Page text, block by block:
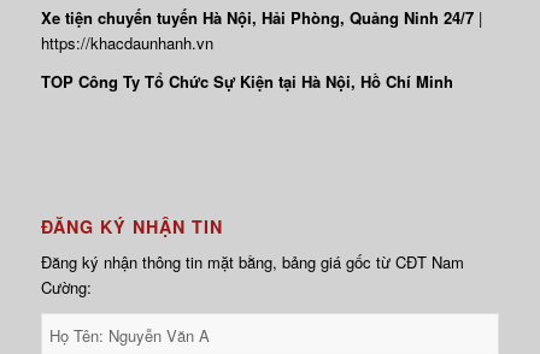
Xe tiện chuyến tuyến Hà Nội, Hải Phòng, Quảng Ninh 24/7 |
https://khacdaunhanh.vn
TOP Công Ty Tổ Chức Sự Kiện tại Hà Nội, Hồ Chí Minh
ĐĂNG KÝ NHẬN TIN
Đăng ký nhận thông tin mặt bằng, bảng giá gốc từ CĐT Nam
Cường: